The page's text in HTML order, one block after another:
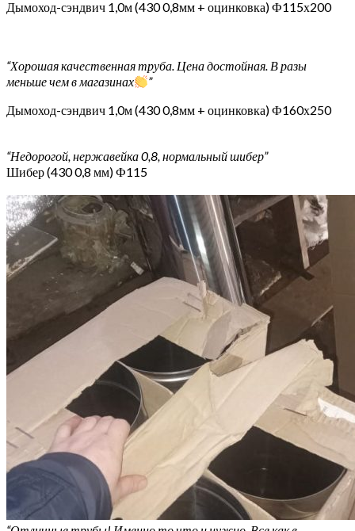
Дымоход-сэндвич 1,0м (430 0,8мм + оцинковка) Ф115х200
“Хорошая качественная труба. Цена достойная. В разы
меньше чем в магазинах
”
Дымоход-сэндвич 1,0м (430 0,8мм + оцинковка) Ф160х250
“Недорогой, нержавейка 0,8, нормальный шибер”
Шибер (430 0,8 мм) Ф115